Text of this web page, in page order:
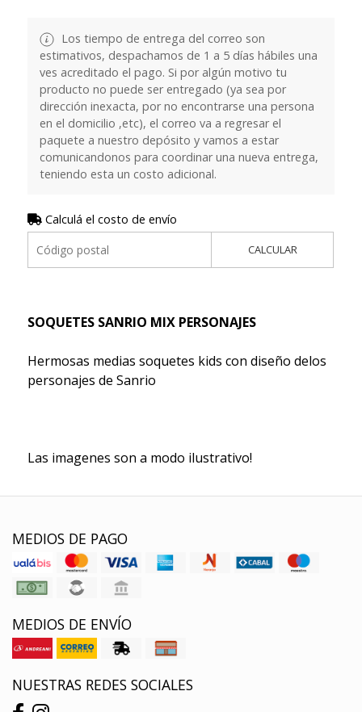
Los tiempo de entrega del correo son
estimativos, despachamos de 1 a 5 días hábiles una
ves acreditado el pago. Si por algún motivo tu
producto no puede ser entregado (ya sea por
dirección inexacta, por no encontrarse una persona
en el domicilio ,etc), el correo va a regresar el
paquete a nuestro depósito y vamos a estar
comunicandonos para coordinar una nueva entrega,
teniendo esta un costo adicional.
Calculá el costo de envío
CALCULAR
SOQUETES SANRIO MIX PERSONAJES
Hermosas medias soquetes kids con diseño delos
personajes de Sanrio
Las imagenes son a modo ilustrativo!
MEDIOS DE PAGO
MEDIOS DE ENVÍO
NUESTRAS REDES SOCIALES